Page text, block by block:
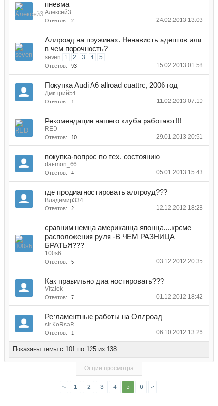
пневма
Алексей3
Ответов: 2 24.02.2013 13:03
Аллроад на пружинах. Ненависть адептов или
в чем порочность?
seven 1 2 3 4 5
Ответов: 93 15.02.2013 01:58
Покупка Audi A6 allroad quattro, 2006 год
Дмитрий54
Ответов: 1 11.02.2013 07:10
Рекомендации нашего клуба работают!!!
RED
Ответов: 10 29.01.2013 20:51
покупка-вопрос по тех. состоянию
daemon_66
Ответов: 4 05.01.2013 15:43
где продиагностировать аллроуд???
Владимир334
Ответов: 2 12.12.2012 18:28
сравним немца американца японца....кроме
расположения руля -В ЧЕМ РАЗНИЦА
БРАТЬЯ???
100s6
Ответов: 5 03.12.2012 20:35
Как правильно диагностировать???
Vitalek
Ответов: 7 01.12.2012 18:42
Регламентные работы на Оллроад
sir.KoRsaR
Ответов: 1 06.10.2012 13:26
Показаны темы с 101 по 125 из 138
Опции просмотра
< 1 2 3 4 5 6 >